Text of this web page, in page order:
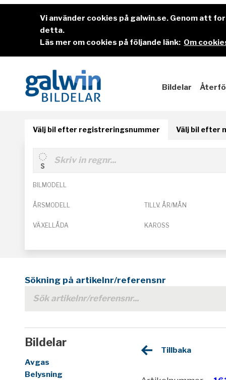
Vi använder cookies på galwin.se. Genom att
detta.
Läs mer om cookies på följande länk: Om
Bildelar
Välj bil efter registreringsnummer Välj bil efter
BILMODELL
ÅRSMODELL TILLV. ÅR/MÅN
VÄXELLÅDA KAROSS
Sökning på artikelnr/referensnr
Bildelar
Avgas
Belysning
Tillbaka